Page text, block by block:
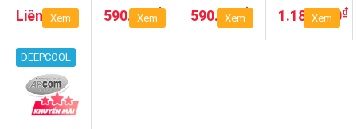
DeepCool
Gammaxx
Liên hệ
Xem
DeepCool
AG400
590.000₫
Xem
DeepCool
AG400 LED
590.000₫
Xem
DeepCool
Neptwin V3
1.180.000₫
Xem
DEEPCOOL